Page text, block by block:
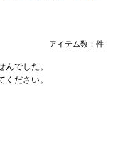
アイテム数： 件
でした。
ださい。